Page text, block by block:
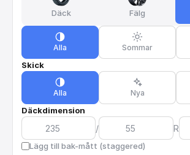
Däck Fälg
Alla Sommar
Skick
Alla Nya
Däckdimension
/ R
Lägg till bak-mått (staggered)